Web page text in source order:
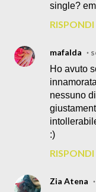
single?
RISPONDI
mafalda
Ho avuto
nessuno
:)
RISPONDI
Zia Atena